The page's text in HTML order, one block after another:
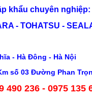
khẩu chuyên nghiệp:
- TOHATSU -
- Hà Đông - Hà Nội
số 03 Đường Phan
490 236 - 0975 135